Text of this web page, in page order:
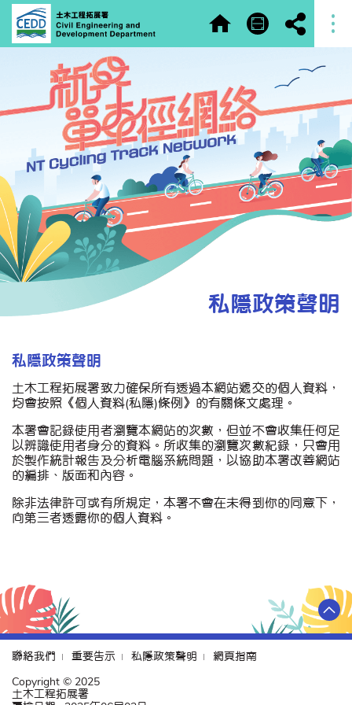
私隱政策聲明
私隱政策聲明
土木工程拓展署致力確保所有透過本網站遞交的個人資料，
均會按照《個人資料(私隱)條例》的有關條文處理。
本署會記錄使用者瀏覽本網站的次數，但並不會收集任何足
以辨識使用者身分的資料。所收集的瀏覽次數紀錄，只會用
於製作統計報告及分析電腦系統問題，以協助本署改善網站
的編排、版面和內容。
除非法律許可或有所規定，本署不會在未得到你的同意下，
向第三者透露你的個人資料。
聯絡我們 重要告示 私隱政策聲明
網頁指南
Copyright © 2025
土木工程拓展署